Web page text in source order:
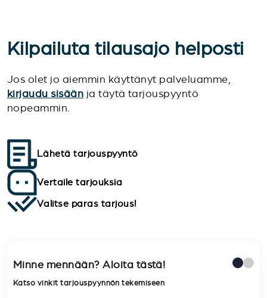
Kilpailuta tilausajo helposti
Jos olet jo aiemmin käyttänyt palveluamme,
kirjaudu sisään ja täytä tarjouspyyntö
nopeammin.
Lähetä tarjouspyyntö
Vertaile tarjouksia
Valitse paras tarjous!
Minne mennään? Aloita tästä!
Katso vinkit tarjouspyynnön tekemiseen